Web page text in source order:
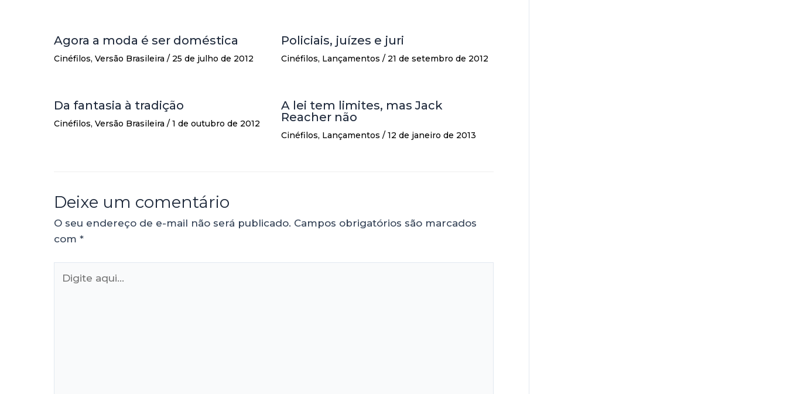
Agora a moda é ser doméstica
Cinéfilos, Versão Brasileira / 25 de julho de 2012
Policiais, juízes e juri
Cinéfilos, Lançamentos / 21 de setembro de 2012
Da fantasia à tradição
Cinéfilos, Versão Brasileira / 1 de outubro de 2012
A lei tem limites, mas Jack
Reacher não
Cinéfilos, Lançamentos / 12 de janeiro de 2013
Deixe um comentário
O seu endereço de e-mail não será publicado. Campos obrigatórios são marcados
com *